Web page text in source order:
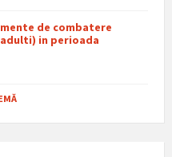
de combatere
in perioada